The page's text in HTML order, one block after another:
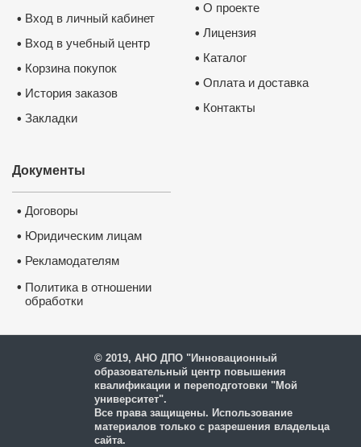
• О проекте
• Лицензия
• Каталог
• Оплата и доставка
• Контакты
• Вход в личный кабинет
• Вход в учебный центр
• Корзина покупок
• История заказов
• Закладки
Документы
• Договоры
• Юридическим лицам
• Рекламодателям
• Политика в отношении
обработки
© 2019, АНО ДПО "Инновационный
образовательный центр повышения
квалификации и переподготовки "Мой
университет".
Все права защищены. Использование
материалов только с разрешения владельца
сайта.